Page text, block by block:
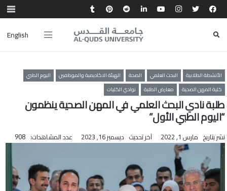
English
الأنشطة الطلابية البحث العلمي الصحة الهيئة الاكاديمية والموظفين
اليوم الطبي
كلية المهن الصحية
معارض الطلبة نوادي الكليات
طلبة نادي البحث العلمي في المهن الصحية ينظمون
“اليوم الطبي الأول”
نشر بتاريخ مارس 1, 2022 آخر تحديث ديسمبر 16, 2023 عدد المشاهدات: 908